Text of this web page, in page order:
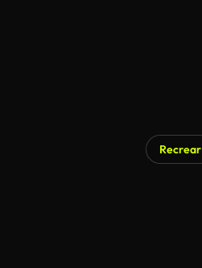
Recrear